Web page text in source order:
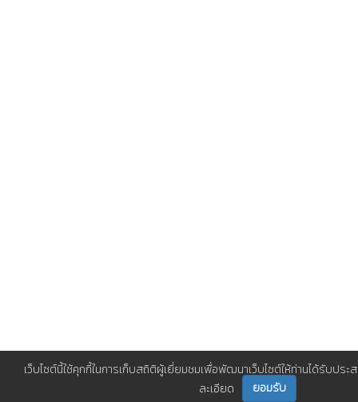
เว็บไซต์นี้ใช้คุกกี้ในการเก็บสถิติผู้เยี่ยมชมเพื่อพัฒนาเว็บไซต์ให้ท่านได้รับป
ละเอียด
ยอมรับ